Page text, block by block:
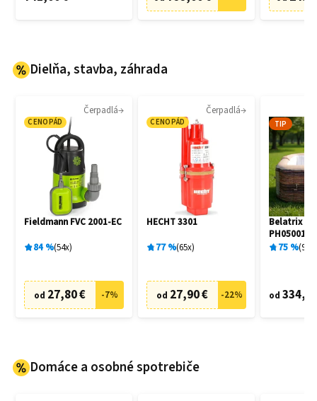
Dielňa, stavba, záhrada
Čerpadlá
CENOPÁD
Fieldmann FVC 2001-EC
84% 54x
od 27,80 € -7%
Čerpadlá
CENOPÁD
HECHT 3301
77% 65x
od 27,90 € -22%
TIP
Belatrix
PH050013S
75% 9
od
Domáce a osobné spotrebiče